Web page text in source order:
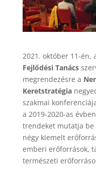
2021. október 11-én,
Fejlődési Tanács
megrendezésre a
Keretstratégia
szakmai
a 2019-2020-as
trendeket mutatja
négy kiemelt
emberi erőforrások,
természeti